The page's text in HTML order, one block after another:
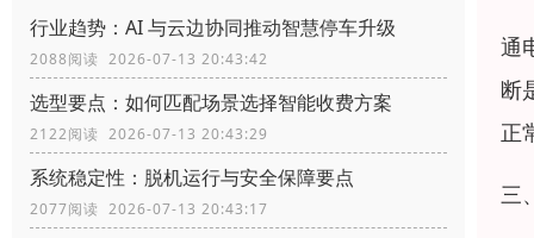
行业趋势：AI 与云边协同推动智慧停车升级
2088阅读 2026-07-13 20:43:42
选型要点：如何匹配场景选择智能收费方案
2122阅读 2026-07-13 20:43:29
系统稳定性：脱机运行与安全保障要点
2077阅读 2026-07-13 20:43:17
通
断
正
三